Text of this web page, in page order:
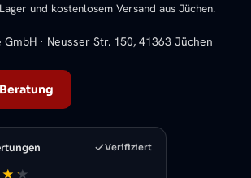
und kostenlosem Versand aus Jüchen.
· Neusser Str. 150, 41363 Jüchen
Verifiziert